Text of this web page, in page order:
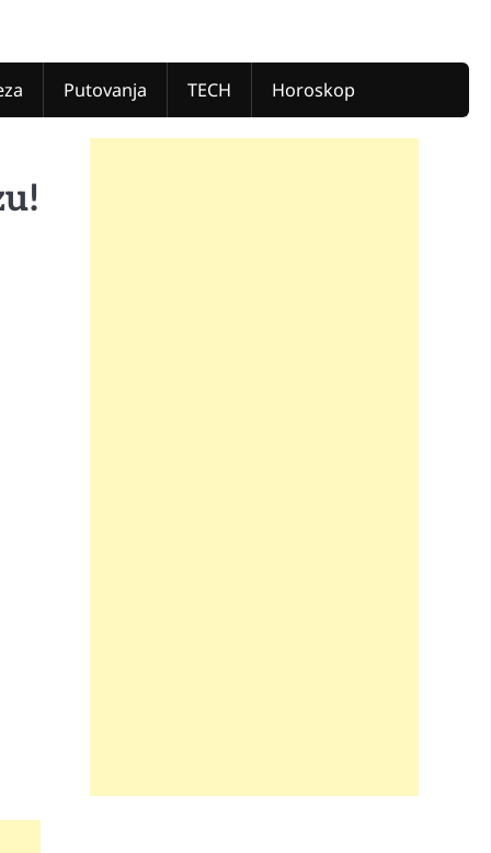
Putovanja TECH Horoskop